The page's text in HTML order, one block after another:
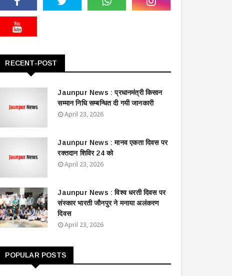
RECENT-POST
Jaunpur News : ​प्रधानमंत्री किसान
सम्मान निधि सम्बन्धित दी गयी जानकारी
April 23, 2026
Jaunpur News : ​मानव एकता दिवस पर
रक्तदान शिविर 24 को
April 23, 2026
Jaunpur News : विश्व धरती दिवस पर
संस्कार भारती जौनपुर ने मनाया अलंकरण
दिवस
April 23, 2026
POPULAR POSTS